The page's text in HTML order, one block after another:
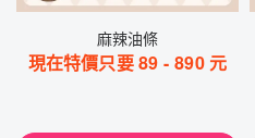
麻辣油條
現在特價只要89 - 890元